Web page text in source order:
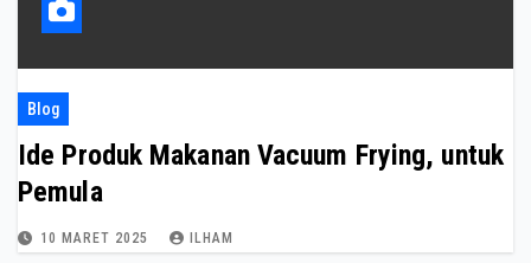
Blog
Ide Produk Makanan Vacuum Frying, untuk
Pemula
10 MARET 2025 ILHAM